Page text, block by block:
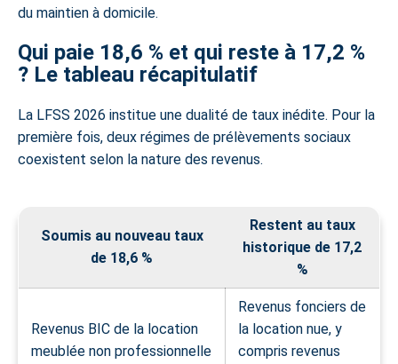
du maintien à domicile.
Qui paie 18,6 % et qui reste à 17,2 %
? Le tableau récapitulatif
La LFSS 2026 institue une dualité de taux inédite. Pour la
première fois, deux régimes de prélèvements sociaux
coexistent selon la nature des revenus.
Soumis au nouveau taux
de 18,6 %
Restent au taux
historique de 17,2
%
Revenus BIC de la location
meublée non professionnelle
Revenus fonciers de
la location nue, y
compris revenus